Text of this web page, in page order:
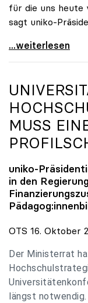
für die uns heute
sagt uniko-
uniko trauert um
...weiterlesen
MUSS
uniko-
in den
OTS 16. Oktober
Der Ministerrat
längst